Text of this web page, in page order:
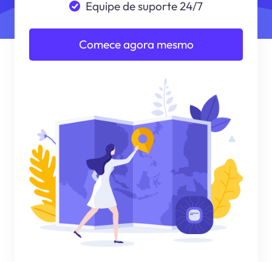
Equipe de suporte 24/7
Comece agora mesmo